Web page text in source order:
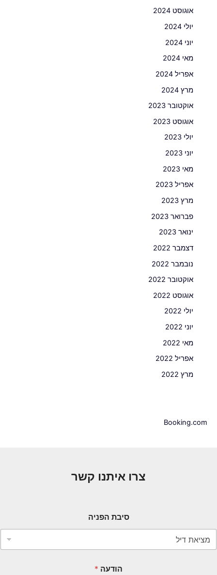
אוגוסט 2024
יולי 2024
יוני 2024
מאי 2024
אפריל 2024
מרץ 2024
אוקטובר 2023
אוגוסט 2023
יולי 2023
יוני 2023
מאי 2023
אפריל 2023
מרץ 2023
פברואר 2023
ינואר 2023
דצמבר 2022
נובמבר 2022
אוקטובר 2022
אוגוסט 2022
יולי 2022
יוני 2022
מאי 2022
אפריל 2022
מרץ 2022
Booking.com
צרו איתנו קשר
סיבת הפניה
הודעה *